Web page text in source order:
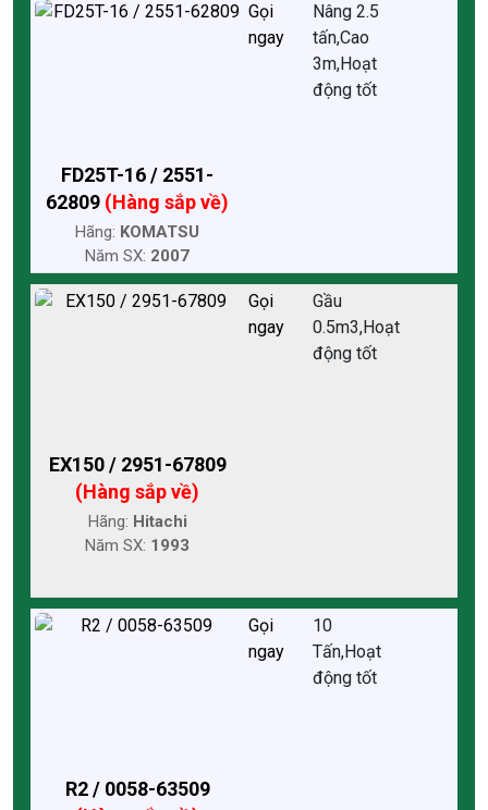
FD25T-16 / 2551-
62809 (Hàng sắp về)
Hãng: KOMATSU
Năm SX: 2007
Gọi
ngay
Nâng 2.5
tấn,Cao
3m,Hoạt
động tốt
EX150 / 2951-67809
(Hàng sắp về)
Hãng: Hitachi
Năm SX: 1993
Gọi
ngay
Gầu
0.5m3,Hoạt
động tốt
R2 / 0058-63509
Gọi
ngay
10
Tấn,Hoạt
động tốt